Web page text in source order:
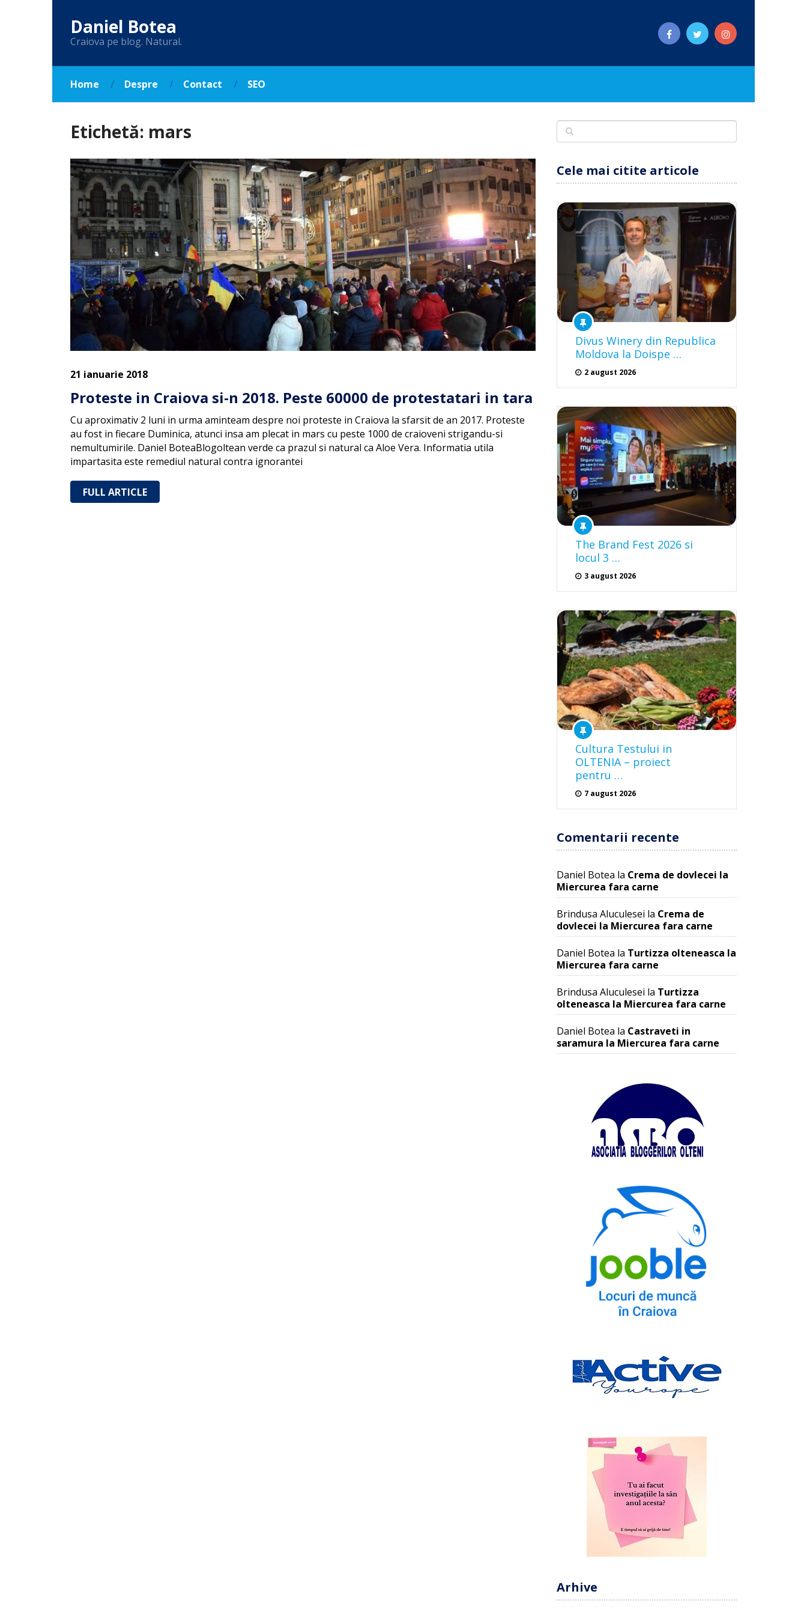
Daniel Botea
Craiova pe blog. Natural.
Home Despre Contact SEO
Etichetă: mars
21 ianuarie 2018
Proteste in Craiova si-n 2018. Peste 60000 de protestatari in tara
Cu aproximativ 2 luni in urma aminteam despre noi proteste in Craiova la sfarsit de an 2017. Proteste
au fost in fiecare Duminica, atunci insa am plecat in mars cu peste 1000 de craioveni strigandu-si
nemultumirile. Daniel BoteaBlogoltean verde ca prazul si natural ca Aloe Vera. Informatia utila
impartasita este remediul natural contra ignorantei
FULL ARTICLE
Cele mai citite articole
Divus Winery din Republica
Moldova la Doispe …
2 august 2026
The Brand Fest 2026 si
locul 3 …
3 august 2026
Cultura Testului in
OLTENIA – proiect
pentru …
7 august 2026
Comentarii recente
Daniel Botea la Crema de dovlecei la
Miercurea fara carne
Brindusa Aluculesei la Crema de
dovlecei la Miercurea fara carne
Daniel Botea la Turtizza olteneasca la
Miercurea fara carne
Brindusa Aluculesei la Turtizza
olteneasca la Miercurea fara carne
Daniel Botea la Castraveti in
saramura la Miercurea fara carne
Arhive